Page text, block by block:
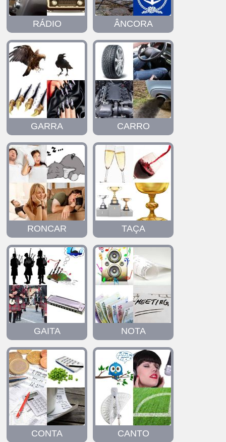
RÁDIO ÂNCORA
GARRA CARRO
RONCAR TAÇA
GAITA NOTA
CONTA CANTO